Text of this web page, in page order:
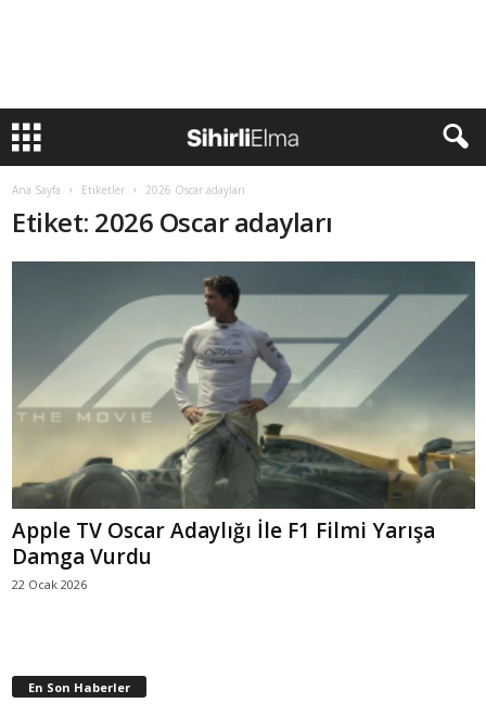
Ana Sayfa Etiketler 2026 Oscar adayları
Etiket: 2026 Oscar adayları
Apple TV Oscar Adaylığı İle F1 Filmi Yarışa
Damga Vurdu
22 Ocak 2026
En Son Haberler